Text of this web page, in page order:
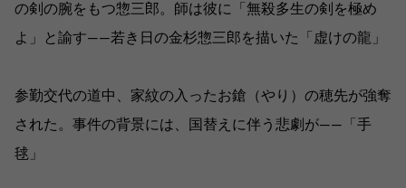
の剣の腕をもつ惣三郎。師は彼に「無殺多生の剣を極め
よ」と諭す――若き日の金杉惣三郎を描いた「虚けの龍」
参勤交代の道中、家紋の入ったお鎗（やり）の穂先が強奪
された。事件の背景には、国替えに伴う悲劇が――「手
毬」